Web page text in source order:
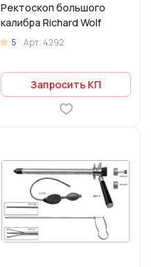
Ректоскоп большого
калибра Richard Wolf
5 Арт. 4292
Запросить КП